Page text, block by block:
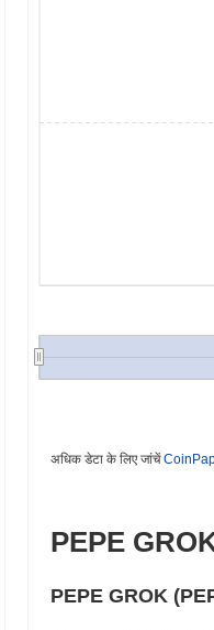
अधिक डेटा के लिए जांचें
PEPE
PEPE GROK